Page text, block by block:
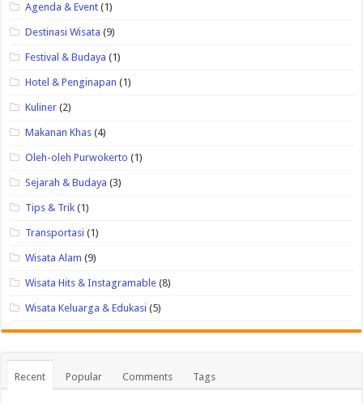
Agenda & Event (1)
Destinasi Wisata (9)
Festival & Budaya (1)
Hotel & Penginapan (1)
Kuliner (2)
Makanan Khas (4)
Oleh-oleh Purwokerto (1)
Sejarah & Budaya (3)
Tips & Trik (1)
Transportasi (1)
Wisata Alam (9)
Wisata Hits & Instagramable (8)
Wisata Keluarga & Edukasi (5)
Recent Popular Comments Tags